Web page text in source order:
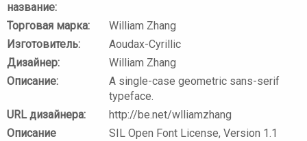
название:
Торговая марка:
William Zhang
Изготовитель:
Aoudax-Cyrillic
Дизайнер:
William Zhang
Описание:
A single-case geometric sans-serif
typeface.
URL дизайнера:
http://be.net/wlliamzhang
Описание
SIL Open Font License, Version 1.1